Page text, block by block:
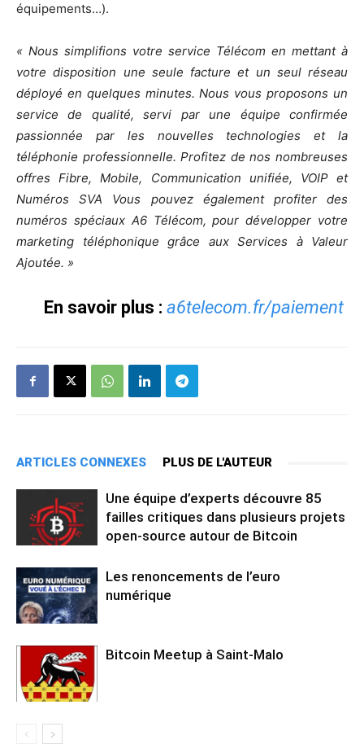
équipements…).
« Nous simplifions votre service Télécom en mettant à
votre disposition une seule facture et un seul réseau
déployé en quelques minutes. Nous vous proposons un
service de qualité, servi par une équipe confirmée
passionnée par les nouvelles technologies et la
téléphonie professionnelle. Profitez de nos nombreuses
offres Fibre, Mobile, Communication unifiée, VOIP et
Numéros SVA Vous pouvez également profiter des
numéros spéciaux A6 Télécom, pour développer votre
marketing téléphonique grâce aux Services à Valeur
Ajoutée. »
En savoir plus : a6telecom.fr/paiement
ARTICLES CONNEXES PLUS DE L'AUTEUR
Une équipe d’experts découvre 85
failles critiques dans plusieurs projets
open-source autour de Bitcoin
Les renoncements de l’euro
numérique
Bitcoin Meetup à Saint-Malo